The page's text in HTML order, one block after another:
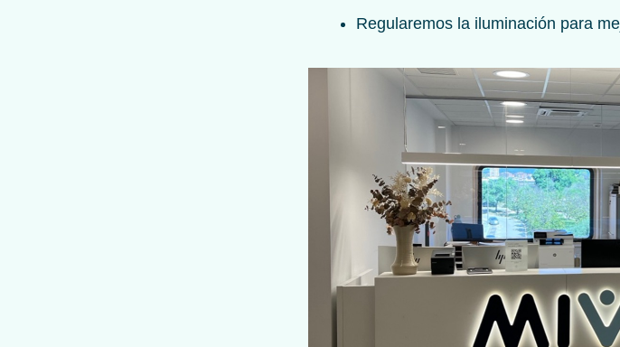
Regularemos la iluminación para